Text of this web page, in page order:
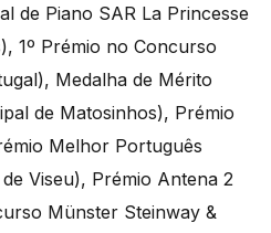
de Piano SAR La Princesse
1º Prémio no Concurso
Medalha de Mérito
de Matosinhos), Prémio
Melhor Português
Viseu), Prémio Antena 2
Münster Steinway &